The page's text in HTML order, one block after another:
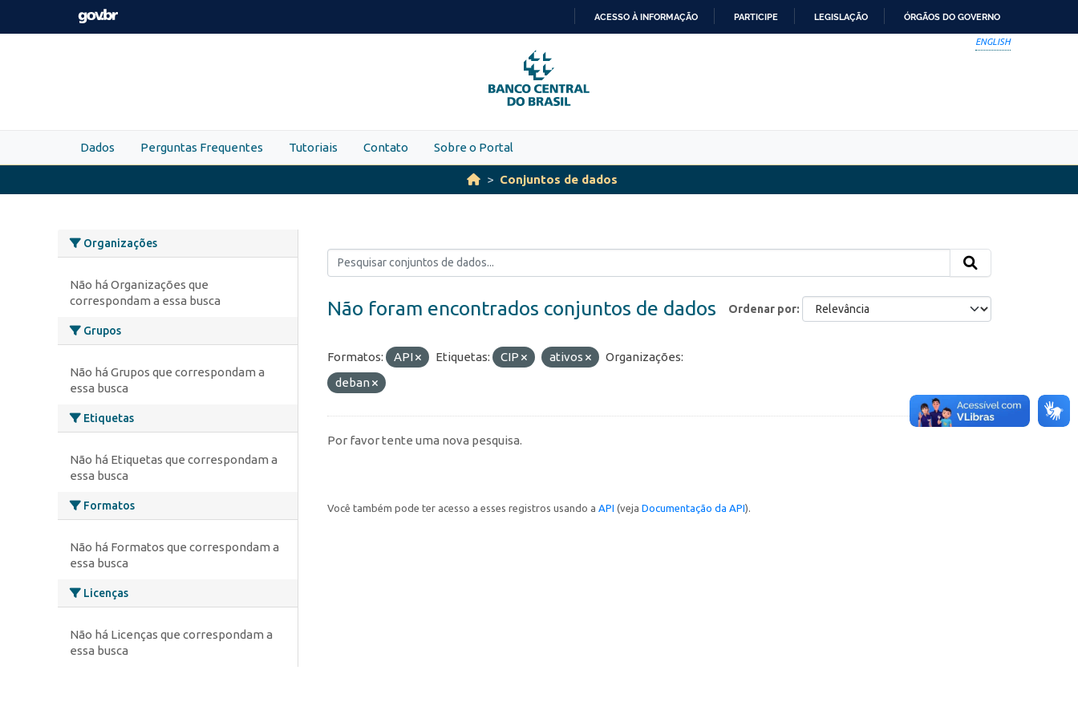
Skip to main content
PARA
O
CONTEÚDO
ACESSO À INFORMAÇÃO PARTICIPE LEGISLAÇÃO ÓRGÃOS DO GOVERNO
ENGLISH
Dados Perguntas Frequentes Tutoriais Contato Sobre o Portal
Conjuntos de dados
Organizações
Não há Organizações que
correspondam a essa busca
Grupos
Não há Grupos que correspondam a
essa busca
Etiquetas
Não há Etiquetas que correspondam a
essa busca
Formatos
Não há Formatos que correspondam a
essa busca
Licenças
Não há Licenças que correspondam a
essa busca
Ordenar por
Não foram encontrados conjuntos de dados
Formatos: API Etiquetas: CIP ativos
Organizações:
deban
Por favor tente uma nova pesquisa.
Você também pode ter acesso a esses registros usando a API (veja Documentação da API).